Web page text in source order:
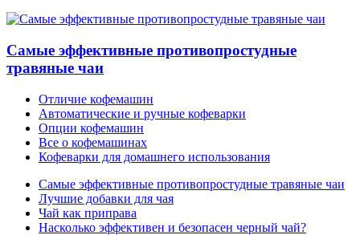
Самые эффективные противопростудные
травяные чаи
Отличие кофемашин
Автоматические и ручные кофеварки
Опции кофемашин
Все о кофемашинах
Кофеварки для домашнего использования
Самые эффективные противопростудные травяные чаи
Лучшие добавки для чая
Чай как приправа
Насколько эффективен и безопасен черный чай?